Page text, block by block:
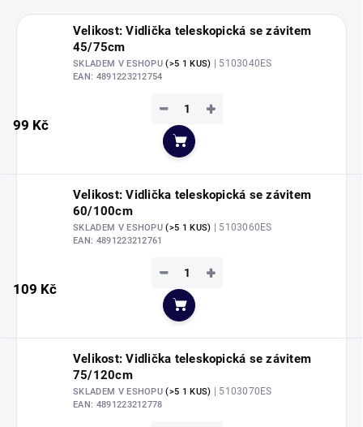
Velikost: Vidlička teleskopická se závitem
45/75cm
SKLADEM V ESHOPU(>5 1 KUS) | 5103040ES
EAN: 4891223212754
99 Kč
+
−
Do košíku
Velikost: Vidlička teleskopická se závitem
60/100cm
SKLADEM V ESHOPU(>5 1 KUS) | 5103060ES
EAN: 4891223212761
109 Kč
+
−
Do košíku
Velikost: Vidlička teleskopická se závitem
75/120cm
SKLADEM V ESHOPU(>5 1 KUS) | 5103070ES
EAN: 4891223212778